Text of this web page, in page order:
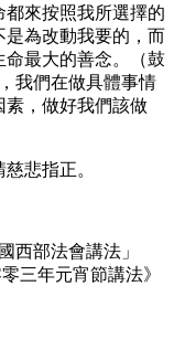
來按照我所選擇的
是為改動我要的，而
命最大的善念。（鼓
我們在做具體事情
素，做好我們該做
悲指正。
西部法會講法」
三年元宵節講法》